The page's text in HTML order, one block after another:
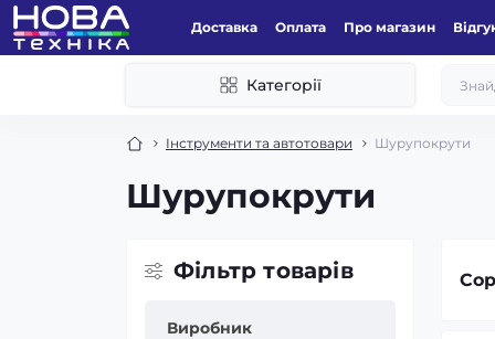
Доставка Оплата Про магазин
Категорії
Інструменти та автотовари Шурупокрути
Шурупокрути
Фільтр товарів
Виробник